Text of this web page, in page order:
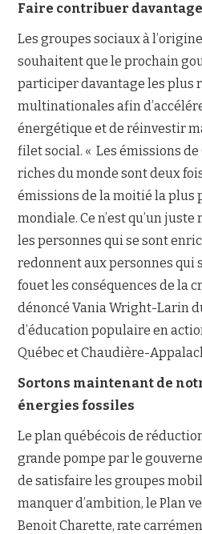
Faire contribuer
Les groupes sociaux à
souhaitent que le prochain
participer davantage les plus
multinationales afin
énergétique et de réinvestir
filet social. « Les émissions de
riches du monde sont deux
émissions de la moitié la plus
mondiale. Ce n’est qu’un
les personnes qui se sont
redonnent aux personnes qui
fouet les conséquences de la
dénoncé Vania Wright-Larin
d’éducation populaire en
Québec et Chaudière-
Sortons maintenant de
énergies fossiles
Le plan québécois de
grande pompe par le
de satisfaire les groupes
manquer d’ambition, le Plan
Benoit Charette, rate